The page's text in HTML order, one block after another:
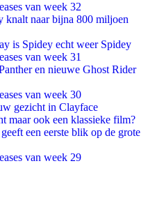
van week 32
knalt naar bijna 800 miljoen
is Spidey echt weer Spidey
van week 31
en nieuwe Ghost Rider
van week 30
gezicht in Clayface
maar ook een klassieke film?
een eerste blik op de grote
van week 29